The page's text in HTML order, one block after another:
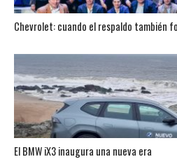
Chevrolet: cuando el respaldo también
El BMW iX3 inaugura una nueva era